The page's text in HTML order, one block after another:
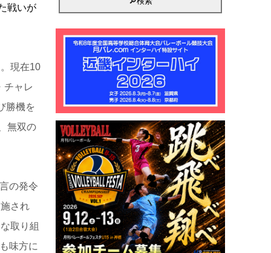
戦いが
現在10
チャレ
勝機を
無双の
の発令
され
取り組
味方に